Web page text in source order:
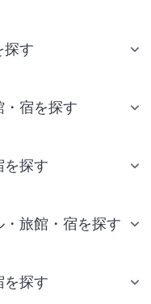
探す
宿を探す
を探す
旅館・宿を探す
を探す